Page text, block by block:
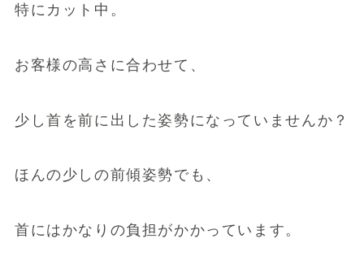
特にカット中。
お客様の高さに合わせて、
少し首を前に出した姿勢になっていませんか？
ほんの少しの前傾姿勢でも、
首にはかなりの負担がかかっています。